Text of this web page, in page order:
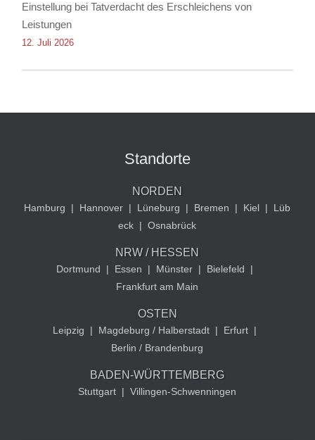
Einstellung bei Tatverdacht des Erschleichens von
Leistungen
12. Juli 2026
Standorte
NORDEN
Hamburg | Hannover | Lüneburg | Bremen | Kiel |
Lüb
eck | Osnabrück
NRW / HESSEN
Dortmund | Essen | Münster | Bielefeld
|
Frankfurt am Main
OSTEN
Leipzig | Magdeburg / Halberstadt | Erfurt |
Berlin / Brandenburg
BADEN-WÜRTTEMBERG
Stuttgart | Villingen-Schwenningen